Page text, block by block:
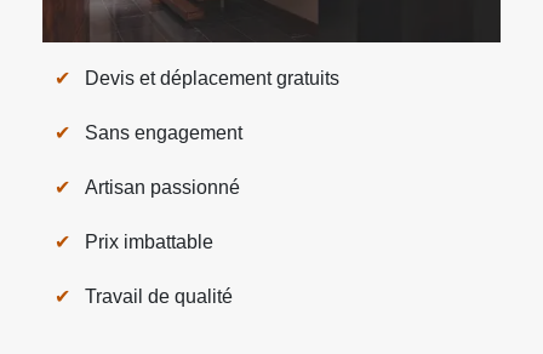
Devis et déplacement gratuits
Sans engagement
Artisan passionné
Prix imbattable
Travail de qualité